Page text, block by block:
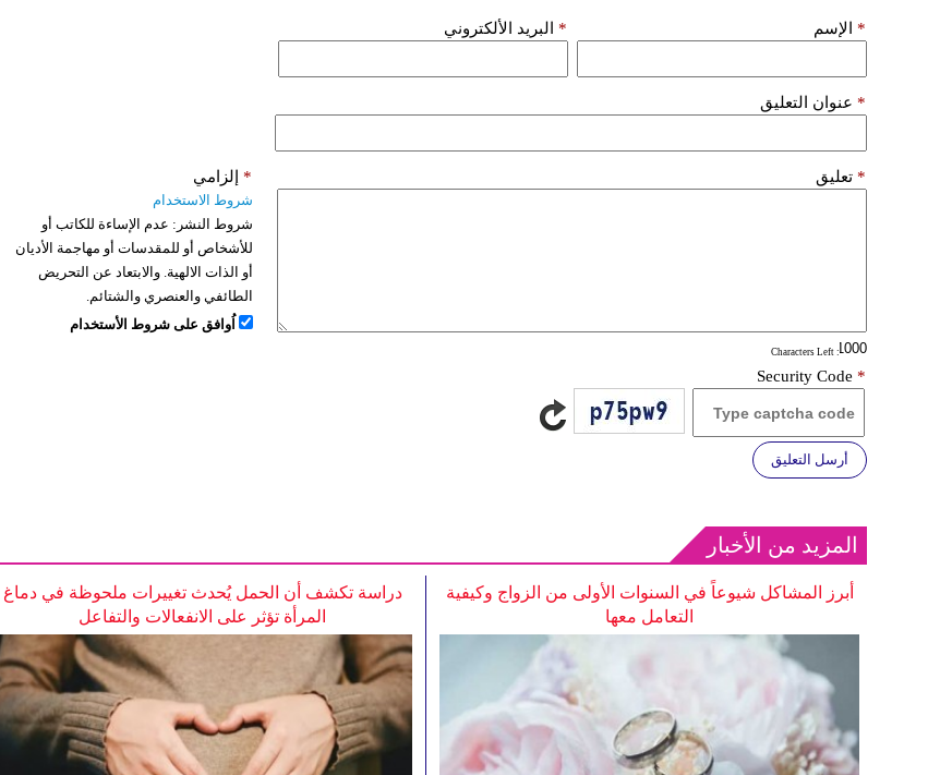
الإسم * البريد الألكتروني *
عنوان التعليق *
تعليق *
: Characters Left
إلزامي *
شروط الاستخدام
شروط النشر: عدم الإساءة للكاتب أو
للأشخاص أو للمقدسات أو مهاجمة الأديان
أو الذات الالهية. والابتعاد عن التحريض
الطائفي والعنصري والشتائم.
اُوافق على شروط الأستخدام
Security Code *
أرسل التعليق
المزيد من الأخبار
دراسة تكشف أن الحمل يُحدث تغييرات ملحوظة في دماغ
المرأة تؤثر على الانفعالات والتفاعل
أبرز المشاكل شيوعاً في السنوات الأولى من الزواج وكيفية
التعامل معها